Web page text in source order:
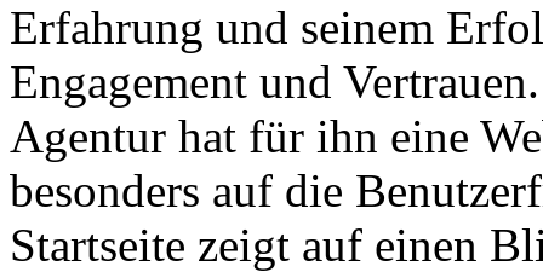
Erfahrung und seinem
Engagement und
Agentur hat für ihn eine
besonders auf die
Startseite zeigt auf einen